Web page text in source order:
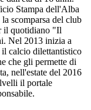
Stampa dell'Alba
scomparsa del club
il quotidiano "Il
Nel 2013 inizia a
il calcio dilettantistico
che gli permette di
nell'estate del 2016
il portale